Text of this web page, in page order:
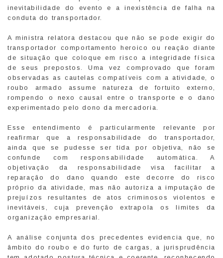
inevitabilidade do evento e a inexistência de falha na
conduta do transportador.
A ministra relatora destacou que não se pode exigir do
transportador comportamento heroico ou reação diante
de situação que coloque em risco a integridade física
de seus prepostos. Uma vez comprovado que foram
observadas as cautelas compatíveis com a atividade, o
roubo armado assume natureza de fortuito externo,
rompendo o nexo causal entre o transporte e o dano
experimentado pelo dono da mercadoria.
Esse entendimento é particularmente relevante por
reafirmar que a responsabilidade do transportador,
ainda que se pudesse ser tida por objetiva, não se
confunde com responsabilidade automática. A
objetivação da responsabilidade visa facilitar a
reparação do dano quando este decorre do risco
próprio da atividade, mas não autoriza a imputação de
prejuízos resultantes de atos criminosos violentos e
inevitáveis, cuja prevenção extrapola os limites da
organização empresarial.
A análise conjunta dos precedentes evidencia que, no
âmbito do roubo e do furto de cargas, a jurisprudência